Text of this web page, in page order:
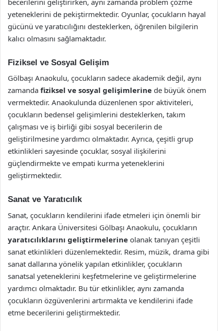
yeteneklerini de pekiştirmektedir. Oyunlar, çocukların hayal
gücünü ve yaratıcılığını desteklerken, öğrenilen bilgilerin
kalıcı olmasını sağlamaktadır.
Fiziksel ve Sosyal Gelişim
Gölbaşı Anaokulu, çocukların sadece akademik değil, aynı
zamanda fiziksel ve sosyal gelişimlerine de büyük önem
vermektedir. Anaokulunda düzenlenen spor aktiviteleri,
çocukların bedensel gelişimlerini desteklerken, takım
çalışması ve iş birliği gibi sosyal becerilerin de
geliştirilmesine yardımcı olmaktadır. Ayrıca, çeşitli grup
etkinlikleri sayesinde çocuklar, sosyal ilişkilerini
güçlendirmekte ve empati kurma yeteneklerini
geliştirmektedir.
Sanat ve Yaratıcılık
Sanat, çocukların kendilerini ifade etmeleri için önemli bir
araçtır. Ankara Üniversitesi Gölbaşı Anaokulu, çocukların
yaratıcılıklarını geliştirmelerine olanak tanıyan çeşitli
sanat etkinlikleri düzenlemektedir. Resim, müzik, drama gibi
sanat dallarına yönelik yapılan etkinlikler, çocukların
sanatsal yeteneklerini keşfetmelerine ve geliştirmelerine
yardımcı olmaktadır. Bu tür etkinlikler, aynı zamanda
çocukların özgüvenlerini artırmakta ve kendilerini ifade
etme becerilerini geliştirmektedir.